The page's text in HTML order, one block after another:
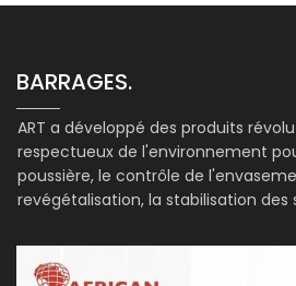
BARRAGES.
ART a développé des produits
respectueux de l'environnement
poussière, le contrôle de
revégétalisation, la stabilisation des